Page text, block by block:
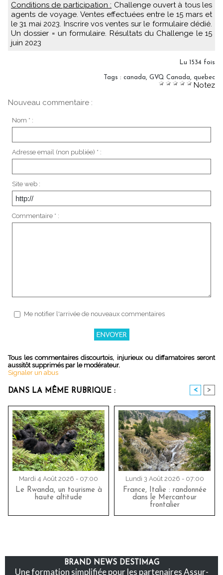
Conditions de participation : Challenge ouvert à tous les
agents de voyage. Ventes effectuées entre le 15 mars et
le 31 mai 2023. Inscrire vos ventes sur le formulaire dédié.
Un dossier = un formulaire. Résultats du Challenge le 15
juin 2023
Lu 1534 fois
Tags : canada, GVQ Canada, quebec
Notez
Nouveau commentaire :
Nom * :
Adresse email (non publiée) * :
Site web :
Commentaire * :
Me notifier l'arrivée de nouveaux commentaires
Tous les commentaires discourtois, injurieux ou diffamatoires seront
aussitôt supprimés par le modérateur.
Signaler un abus
DANS LA MÊME RUBRIQUE : < >
Mardi 4 Août 2026 - 07:00
Le Rwanda, un tourisme à
haute altitude
Lundi 3 Août 2026 - 07:00
France, Italie : randonnée
dans le Mercantour
frontalier
BRAND NEWS DESTIMAG
Une formation simplifiée pour les partenaires Assur-